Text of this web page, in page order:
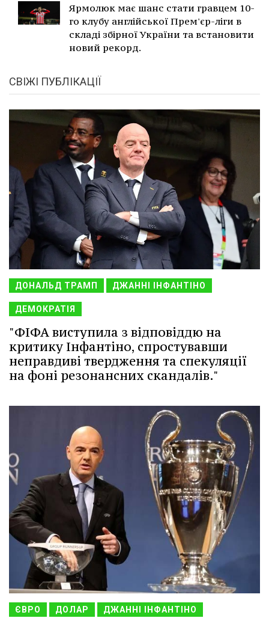
Ярмолюк має шанс стати гравцем 10-
го клубу англійської Прем'єр-ліги в
складі збірної України та встановити
новий рекорд.
СВІЖІ ПУБЛІКАЦІЇ
ДОНАЛЬД ТРАМП ДЖАННІ ІНФАНТІНО
ДЕМОКРАТІЯ
"ФІФА виступила з відповіддю на
критику Інфантіно, спростувавши
неправдиві твердження та спекуляції
на фоні резонансних скандалів."
ЄВРО ДОЛАР ДЖАННІ ІНФАНТІНО